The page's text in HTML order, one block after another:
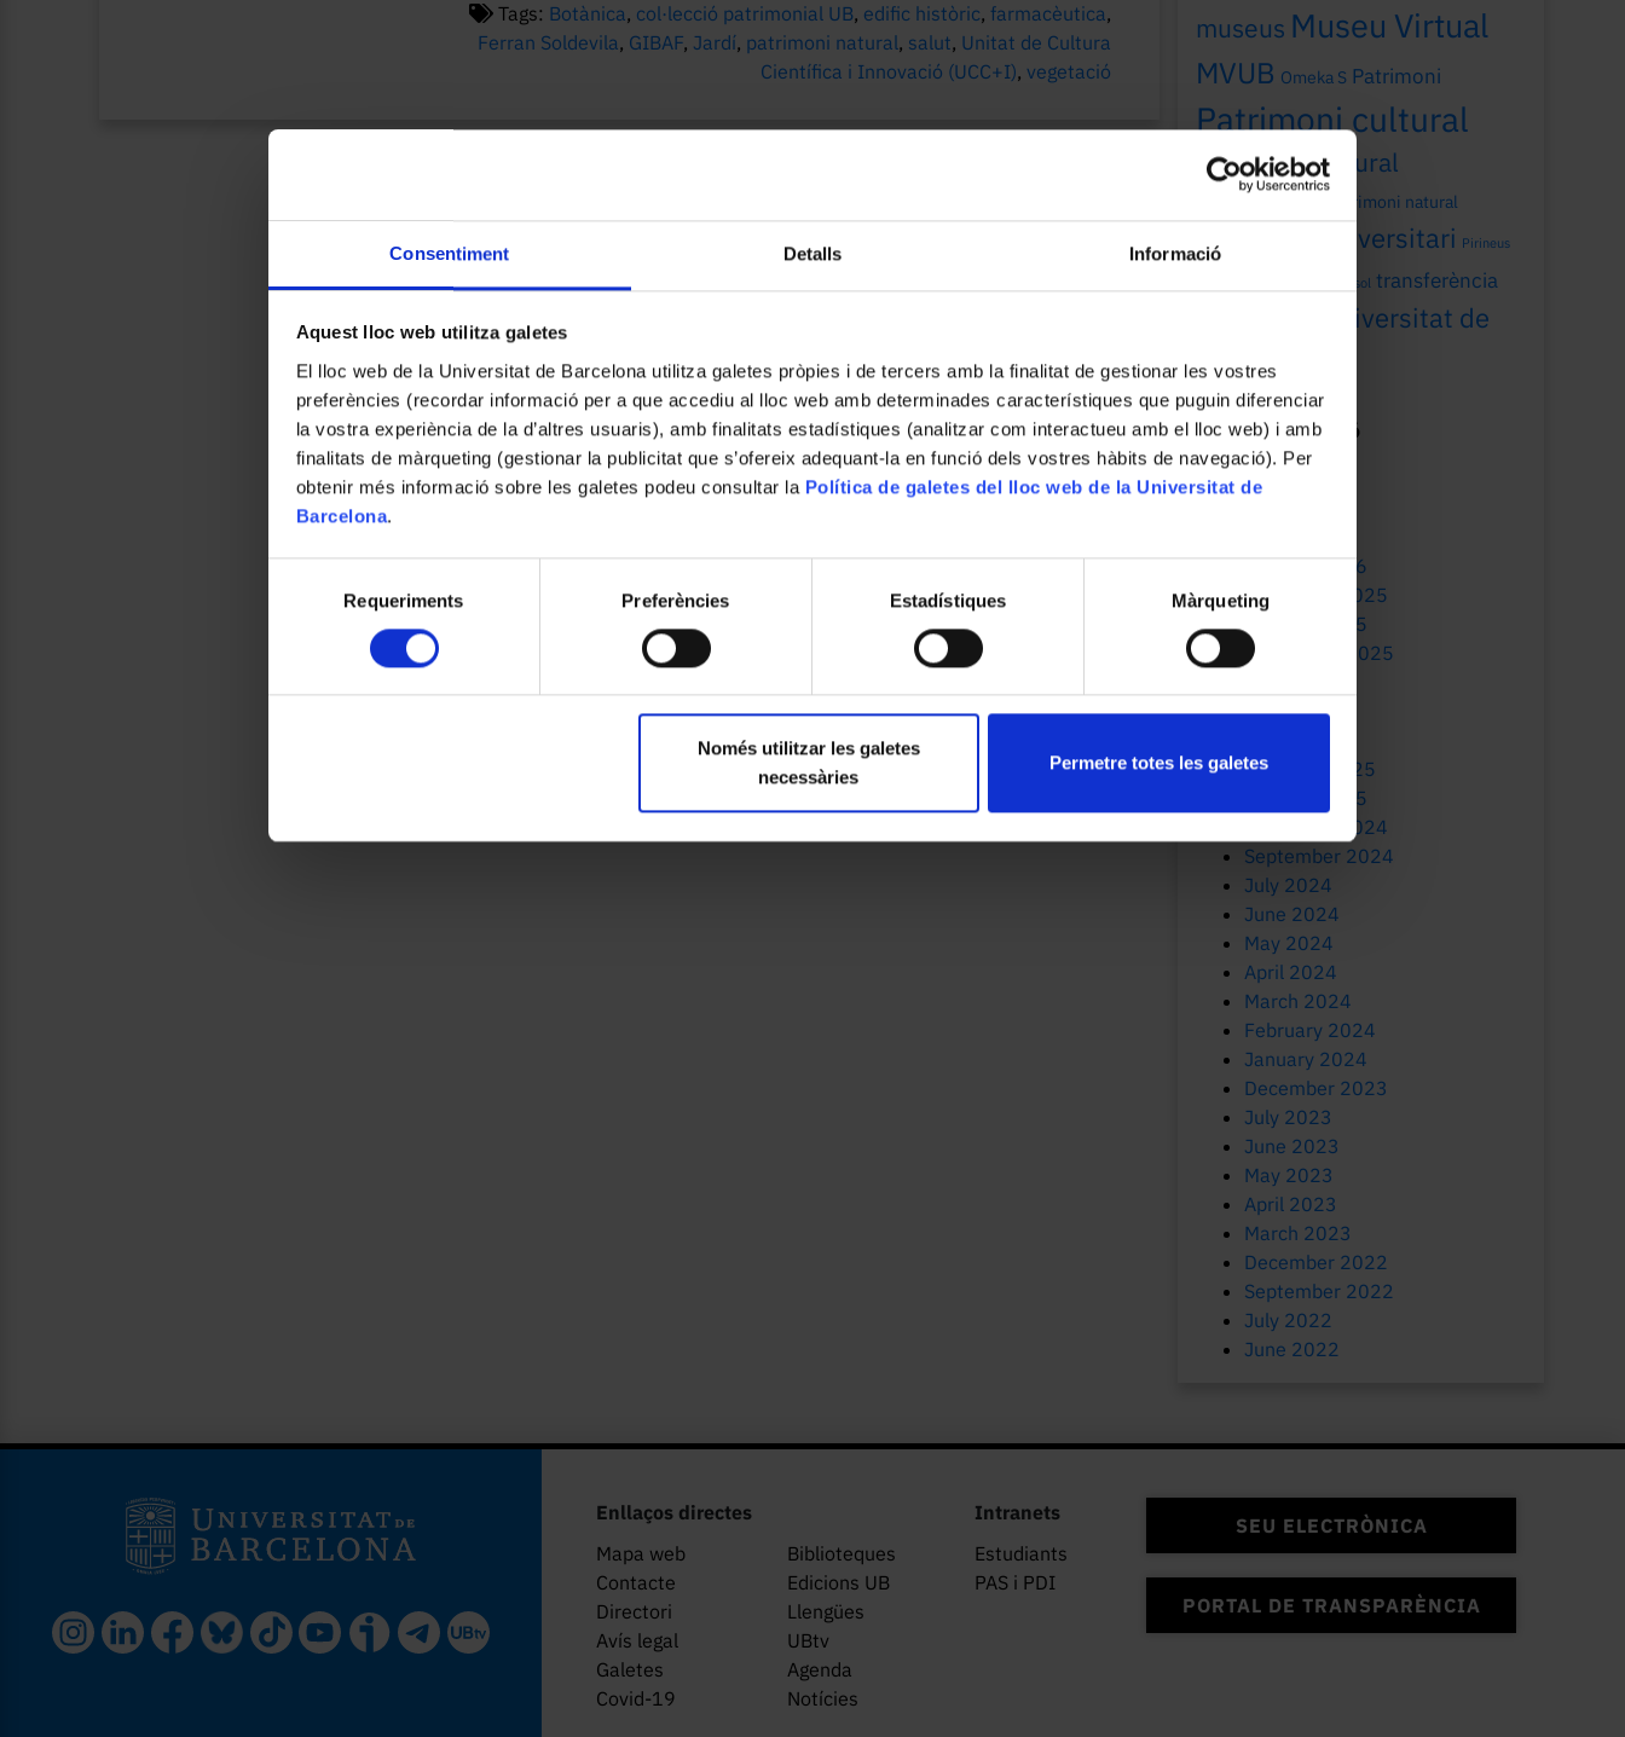
Consentiment Detalls Informació
Aquest lloc web utilitza galetes
El lloc web de la Universitat de Barcelona utilitza galetes pròpies i de tercers amb la finalitat de gestionar les vostres
preferències (recordar informació per a que accediu al lloc web amb determinades característiques que puguin diferenciar
la vostra experiència de la d’altres usuaris), amb finalitats estadístiques (analitzar com interactueu amb el lloc web) i amb
finalitats de màrqueting (gestionar la publicitat que s’ofereix adequant-la en funció dels vostres hàbits de navegació). Per
obtenir més informació sobre les galetes podeu consultar la Política de galetes del lloc web de la Universitat de
Barcelona.
Requeriments Preferències Estadístiques Màrqueting
Només utilitzar les galetes
necessàries
Permetre totes les galetes
Tags: Botànica, col·lecció patrimonial UB, edific històric,farmacèutica,
Ferran Soldevila, GIBAF, Jardí, patrimoni natural, salut, Unitat de Cultura
Científica i Innovació (UCC+I),vegetació
museus Museu Virtual
MVUB Omeka S Patrimoni
Patrimoni cultural
patrimoni cultural
universitari
patrimoni natural
patrimoni universitari Pirineus
sol transferència
Universitat de
Barcelona
Mes de publicació
July 2026
January 2026
December 2025
October 2025
September 2025
June 2025
February 2025
January 2025
November 2024
September 2024
July 2024
June 2024
May 2024
April 2024
March 2024
February 2024
January 2024
December 2023
July 2023
June 2023
May 2023
April 2023
March 2023
December 2022
September 2022
July 2022
June 2022
Enllaços directes
Mapa web
Biblioteques
Contacte
Edicions UB
Directori
Llengües
Avís legal
UBtv
Galetes
Agenda
Covid-19
Notícies
Intranets
Estudiants
PAS i PDI
SEU ELECTRÒNICA
PORTAL DE TRANSPARÈNCIA